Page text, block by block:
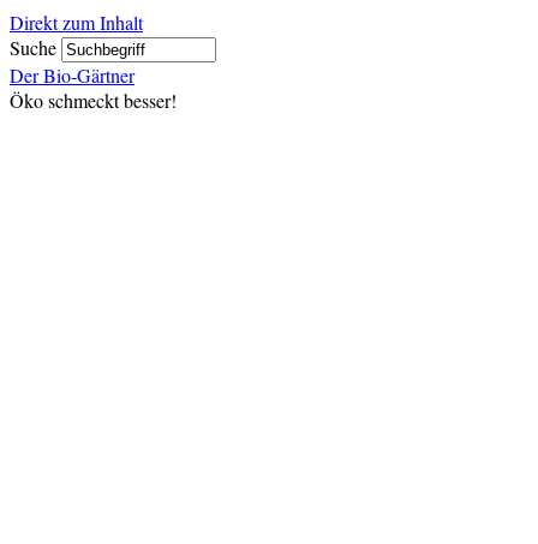
Direkt zum Inhalt
Suche
Der Bio-Gärtner
Öko schmeckt besser!